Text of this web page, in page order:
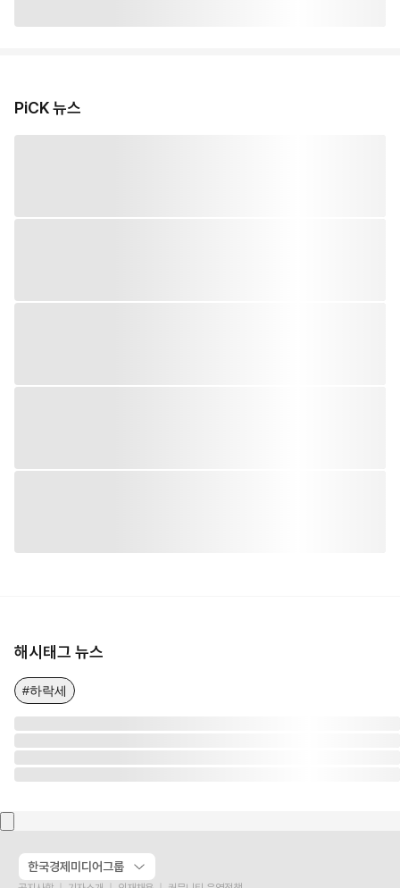
PiCK 뉴스
해시태그 뉴스
#하락세
한국경제미디어그룹